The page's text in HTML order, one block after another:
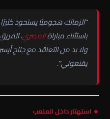
“الزمالك هجوميًا يستحوذ
باستثناء مباراةالمصري،
ولا بد من التعاقد مع جناح
يقنعوني”.
🔸 استهتار داخل الملعب